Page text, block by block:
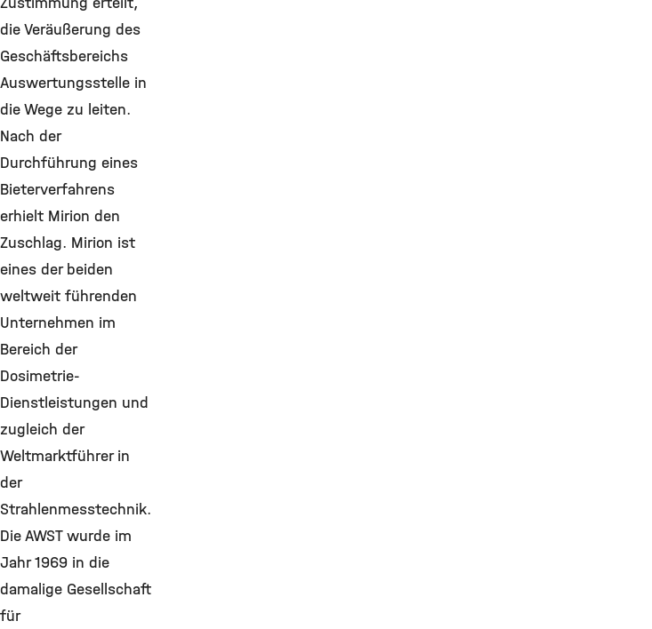
die Veräußerung des
Geschäftsbereichs
Auswertungsstelle in
die Wege zu leiten.
Nach der
Durchführung eines
Bieterverfahrens
erhielt Mirion den
Zuschlag. Mirion ist
eines der beiden
weltweit führenden
Unternehmen im
Bereich der
Dosimetrie-
Dienstleistungen und
zugleich der
Weltmarktführer in
der
Strahlenmesstechnik.
Die AWST wurde im
Jahr 1969 in die
damalige Gesellschaft
für